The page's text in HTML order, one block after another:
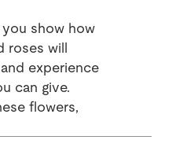
show how
roses will
experience
can give.
flowers,